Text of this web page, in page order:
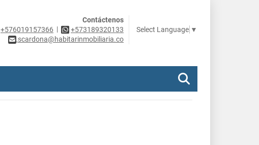
Contáctenos
+576019157366 |
+573189320133
scardona@habitarinmobiliaria.co
Select Language ▼